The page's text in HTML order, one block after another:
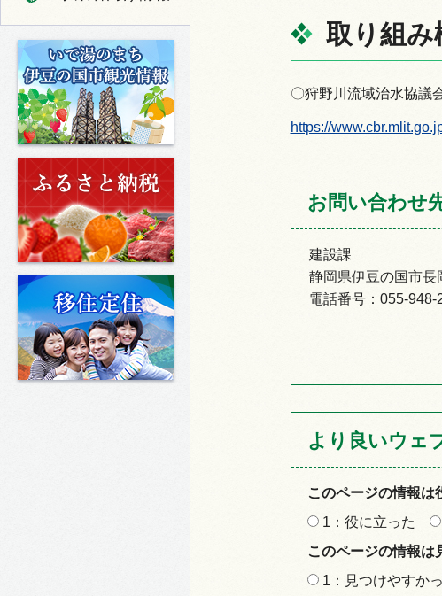
いで湯のまち 伊豆の国市の観光情報
取り組み
〇狩野川流域治水協議
https://
お問い合わせ
建設課
静岡県伊豆の国市
電話番号：055-948-
より良いウェ
このページの情報は
1：役に立った
このページの情報は
1：見つけやすか